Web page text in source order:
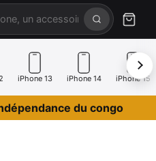
iPhone 13 iPhone 14 iPhone 15
du congo